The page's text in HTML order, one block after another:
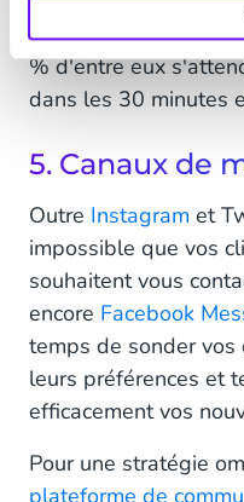
sociaux pour
% d'entre eux
dans les 30 minutes
5. Canaux de
Outre Instagram et
impossible que vos
souhaitent vous
encore Facebook
temps de sonder
leurs préférences et
efficacement vos
Pour une stratégie